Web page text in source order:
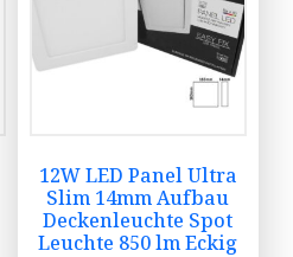
12W LED Panel Ultra
Slim 14mm Aufbau
Deckenleuchte Spot
Leuchte 850 lm Eckig